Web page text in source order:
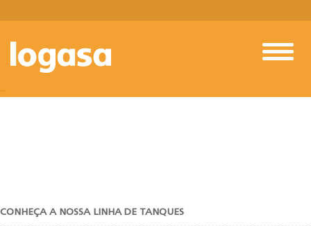
CONHEÇA A NOSSA LINHA DE TANQUES